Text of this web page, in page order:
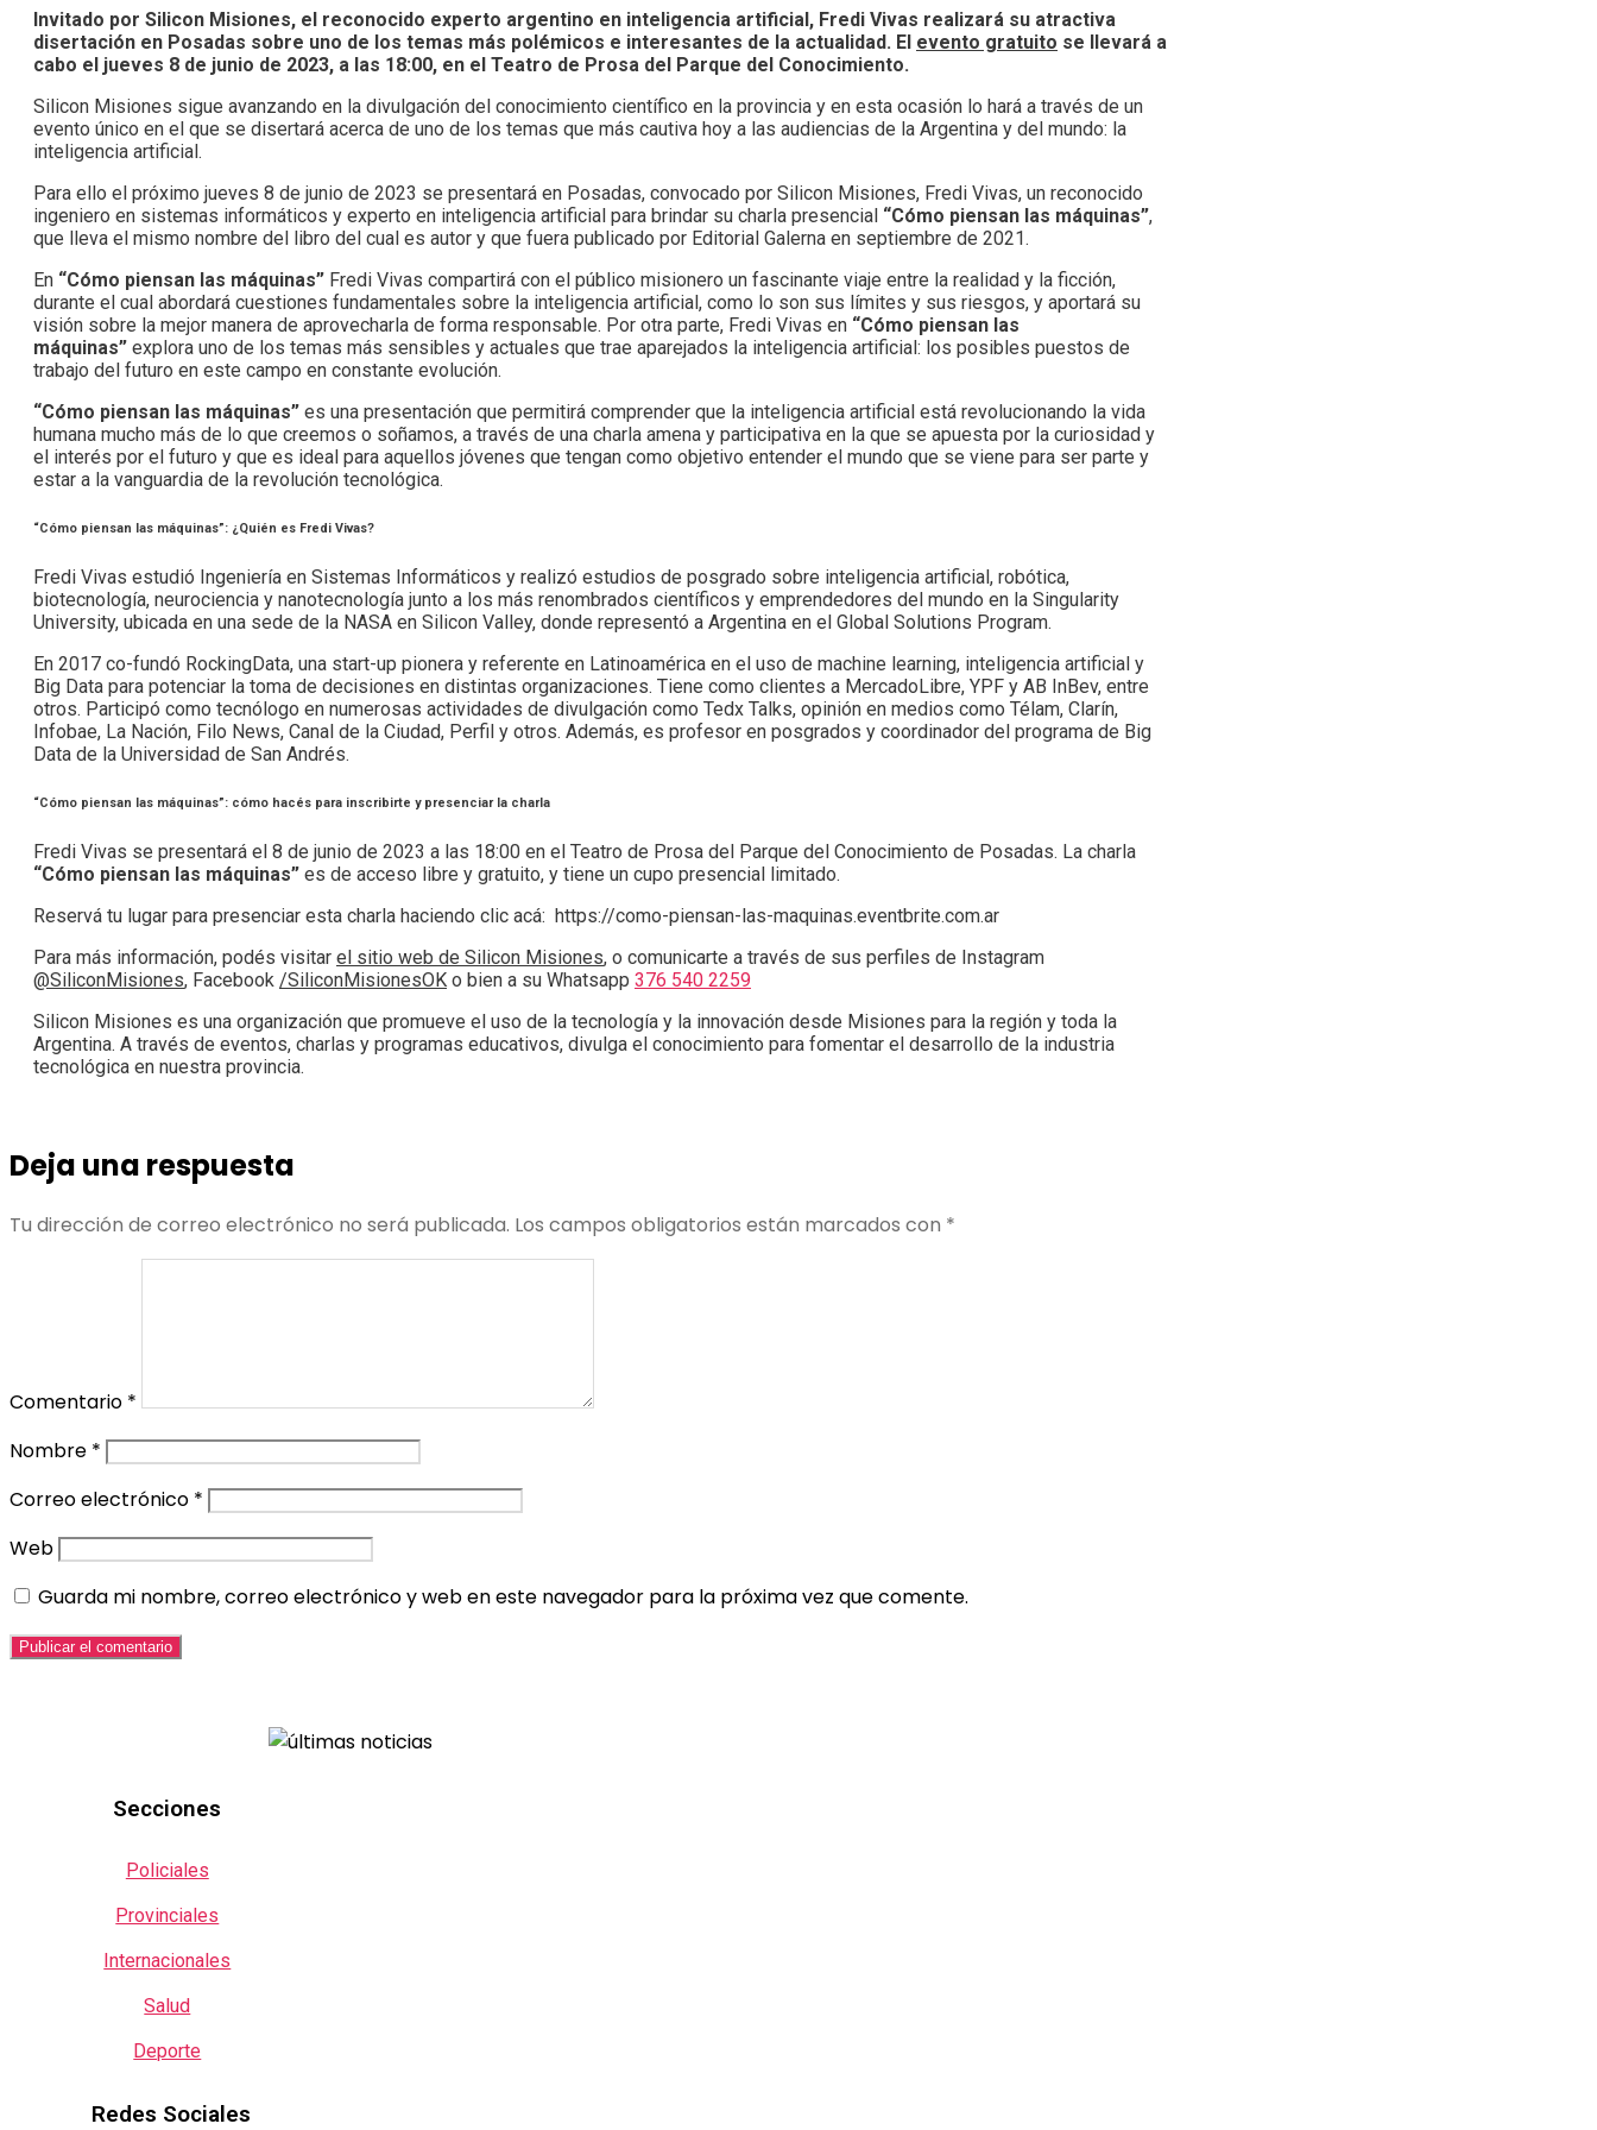
Invitado por Silicon Misiones, el reconocido experto argentino en inteligencia artificial, Fredi Vivas realizará su atractiva
disertación en Posadas sobre uno de los temas más polémicos e interesantes de la actualidad. El evento gratuito se llevará a
cabo el jueves 8 de junio de 2023, a las 18:00, en el Teatro de Prosa del Parque del Conocimiento.
Silicon Misiones sigue avanzando en la divulgación del conocimiento científico en la provincia y en esta ocasión lo hará a través de un
evento único en el que se disertará acerca de uno de los temas que más cautiva hoy a las audiencias de la Argentina y del mundo: la
inteligencia artificial.
Para ello el próximo jueves 8 de junio de 2023 se presentará en Posadas, convocado por Silicon Misiones, Fredi Vivas, un reconocido
ingeniero en sistemas informáticos y experto en inteligencia artificial para brindar su charla presencial “Cómo piensan las máquinas”,
que lleva el mismo nombre del libro del cual es autor y que fuera publicado por Editorial Galerna en septiembre de 2021.
En “Cómo piensan las máquinas” Fredi Vivas compartirá con el público misionero un fascinante viaje entre la realidad y la ficción,
durante el cual abordará cuestiones fundamentales sobre la inteligencia artificial, como lo son sus límites y sus riesgos, y aportará su
visión sobre la mejor manera de aprovecharla de forma responsable. Por otra parte, Fredi Vivas en “Cómo piensan las
máquinas” explora uno de los temas más sensibles y actuales que trae aparejados la inteligencia artificial: los posibles puestos de
trabajo del futuro en este campo en constante evolución.
“Cómo piensan las máquinas” es una presentación que permitirá comprender que la inteligencia artificial está revolucionando la vida
humana mucho más de lo que creemos o soñamos, a través de una charla amena y participativa en la que se apuesta por la curiosidad y
el interés por el futuro y que es ideal para aquellos jóvenes que tengan como objetivo entender el mundo que se viene para ser parte y
estar a la vanguardia de la revolución tecnológica.
“Cómo piensan las máquinas”: ¿Quién es Fredi Vivas?
Fredi Vivas estudió Ingeniería en Sistemas Informáticos y realizó estudios de posgrado sobre inteligencia artificial, robótica,
biotecnología, neurociencia y nanotecnología junto a los más renombrados científicos y emprendedores del mundo en la Singularity
University, ubicada en una sede de la NASA en Silicon Valley, donde representó a Argentina en el Global Solutions Program.
En 2017 co-fundó RockingData, una start-up pionera y referente en Latinoamérica en el uso de machine learning, inteligencia artificial y
Big Data para potenciar la toma de decisiones en distintas organizaciones. Tiene como clientes a MercadoLibre, YPF y AB InBev, entre
otros. Participó como tecnólogo en numerosas actividades de divulgación como Tedx Talks, opinión en medios como Télam, Clarín,
Infobae, La Nación, Filo News, Canal de la Ciudad, Perfil y otros. Además, es profesor en posgrados y coordinador del programa de Big
Data de la Universidad de San Andrés.
“Cómo piensan las máquinas”: cómo hacés para inscribirte y presenciar la charla
Fredi Vivas se presentará el 8 de junio de 2023 a las 18:00 en el Teatro de Prosa del Parque del Conocimiento de Posadas. La charla
“Cómo piensan las máquinas” es de acceso libre y gratuito, y tiene un cupo presencial limitado.
Reservá tu lugar para presenciar esta charla haciendo clic acá: https://como-piensan-las-maquinas.eventbrite.com.ar
Para más información, podés visitar el sitio web de Silicon Misiones, o comunicarte a través de sus perfiles de Instagram
@SiliconMisiones, Facebook /SiliconMisionesOK o bien a su Whatsapp 376 540 2259
Silicon Misiones es una organización que promueve el uso de la tecnología y la innovación desde Misiones para la región y toda la
Argentina. A través de eventos, charlas y programas educativos, divulga el conocimiento para fomentar el desarrollo de la industria
tecnológica en nuestra provincia.
Deja una respuesta
Tu dirección de correo electrónico no será publicada. Los campos obligatorios están marcados con *
Comentario *
Nombre *
Correo electrónico *
Web
Guarda mi nombre, correo electrónico y web en este navegador para la próxima vez que comente.
Secciones
Policiales
Provinciales
Internacionales
Salud
Deporte
Redes Sociales